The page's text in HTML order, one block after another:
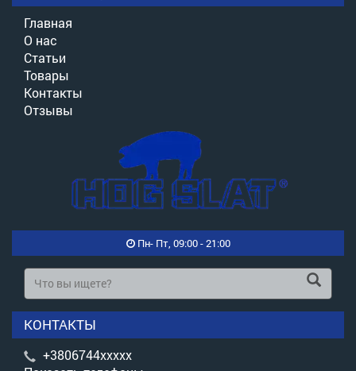
Главная
О нас
Статьи
Товары
Контакты
Отзывы
Пн- Пт, 09:00 - 21:00
КОНТАКТЫ
+3806744xxxxx